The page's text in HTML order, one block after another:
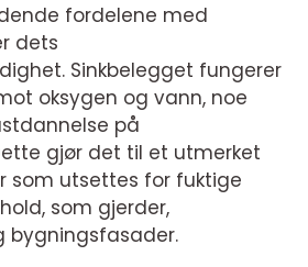
fordelene med
dets
Sinkbelegget fungerer
oksygen og vann, noe
på
gjør det til et utmerket
som utsettes for fuktige
som gjerder,
bygningsfasader.